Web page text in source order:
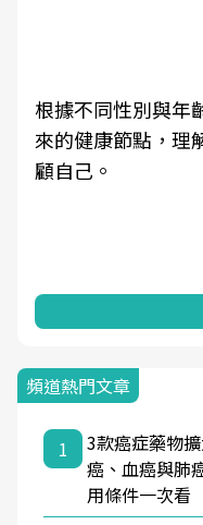
根據不同性別與年
來的健康節點，理
顧自己。
頻道熱門文章
1
3款癌症藥物
癌、血癌與肺
用條件一次看